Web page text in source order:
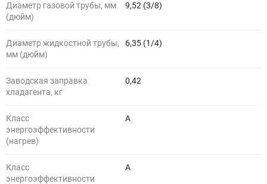
Диаметр газовой трубы, мм
(дюйм)
9,52 (3/8)
Диаметр жидкостной трубы,
мм (дюйм)
6,35 (1/4)
Заводская заправка
хладагента, кг
0,42
Класс
энергоэффективности
(нагрев)
A
Класс
энергоэффективности
A